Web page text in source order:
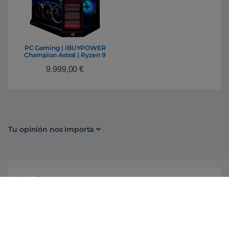
PC Gaming | iBUYPOWER
Champion Astral | Ryzen 9
DDR5 | 4TB SSD | 16TB
9.999,00€
Tu opinión nos importa
Conócenos